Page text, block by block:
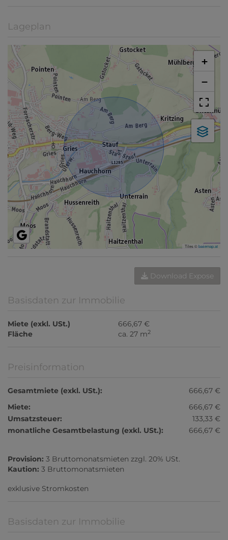
Lageplan
+
−
Tiles ©basemap.at
Download Expose
Basisdaten zur Immobilie
Miete (exkl. USt.)
666,67 €
Fläche
ca. 27 m2
Preisinformation
Gesamtmiete (exkl. USt.):
666,67 €
Miete:
666,67 €
Umsatzsteuer:
133,33 €
monatliche Gesamtbelastung (exkl. USt.):
666,67 €
Provision: 3 Bruttomonatsmieten zzgl. 20% USt.
Kaution: 3 Bruttomonatsmieten
exklusive Stromkosten
Basisdaten zur Immobilie